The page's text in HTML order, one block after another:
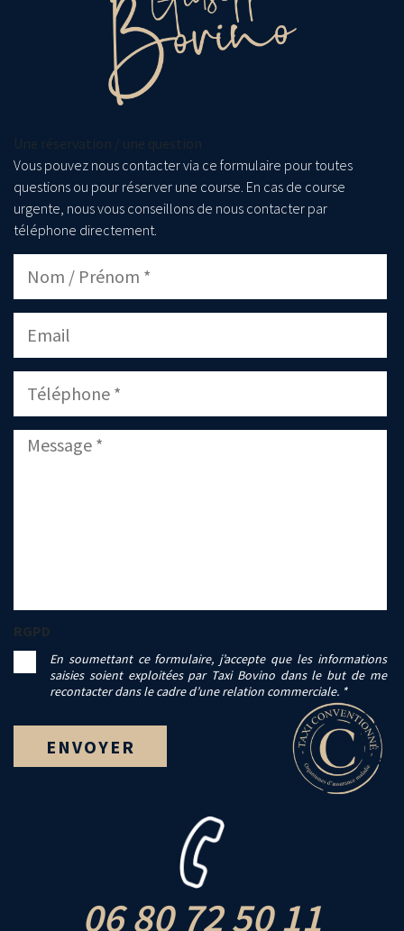
Vous pouvez nous contacter via ce formulaire pour toutes
questions ou pour réserver une course. En cas de course
urgente, nous vous conseillons de nous contacter par
téléphone directement.
saisies soient exploitées par Taxi Bovino dans le but de me
recontacter dans le cadre d’une relation commerciale. *
06 80 72 50 11